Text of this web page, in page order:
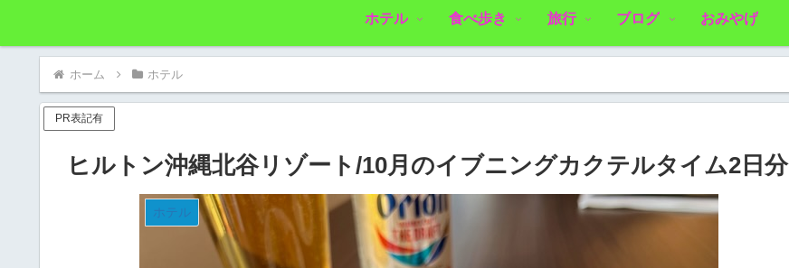
ホテル 食べ歩き 旅行 ブログ おみやげ
ホーム ホテル
PR表記有
ヒルトン沖縄北谷リゾート/10月のイブニングカクテルタイム2日分
ホテル